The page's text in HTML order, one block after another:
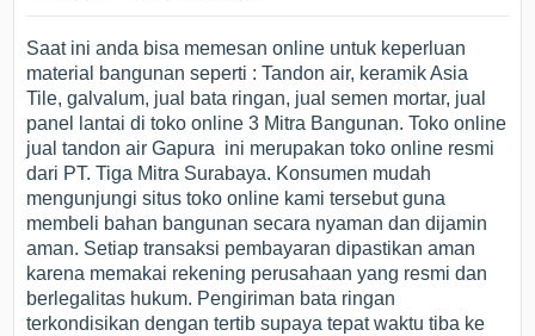
Saat ini anda bisa memesan online untuk keperluan
material bangunan seperti : Tandon air, keramik Asia
Tile, galvalum, jual bata ringan, jual semen mortar, jual
panel lantai di toko online 3 Mitra Bangunan. Toko online
jual tandon air Gapura ini merupakan toko online resmi
dari PT. Tiga Mitra Surabaya. Konsumen mudah
mengunjungi situs toko online kami tersebut guna
membeli bahan bangunan secara nyaman dan dijamin
aman. Setiap transaksi pembayaran dipastikan aman
karena memakai rekening perusahaan yang resmi dan
berlegalitas hukum. Pengiriman bata ringan
terkondisikan dengan tertib supaya tepat waktu tiba ke